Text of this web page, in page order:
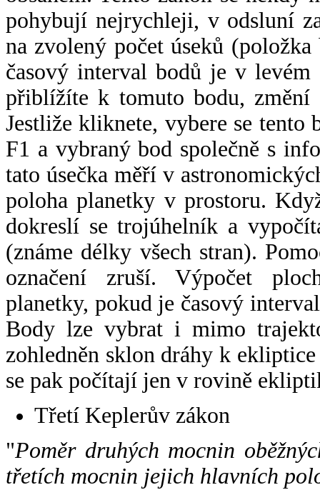
pohybují nejrychleji, v odsluní
na zvolený počet úseků
časový interval bodů je v
přiblížíte k tomuto bodu,
Jestliže kliknete, vybere se tento
F1 a vybraný bod společně s
tato úsečka měří v
poloha planetky v prostoru.
dokreslí se trojúhelník a
(známe délky všech stran).
označení zruší. Výpočet
planetky, pokud je časový
Body lze vybrat i mimo
zohledněn sklon dráhy k
se pak počítají jen v rovině
Třetí Keplerův zákon
"Poměr druhých mocnin
třetích mocnin jejich hlavních